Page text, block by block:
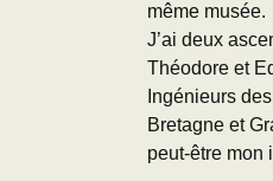
même musée.
J’ai deux
Théodore et
Ingénieurs
Bretagne et
peut-être mon